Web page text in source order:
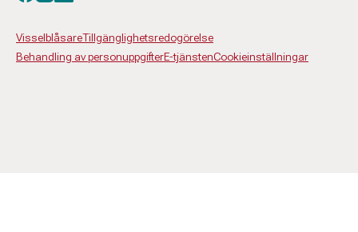
VisselblåsareTillgänglighetsredogörelse
Behandling av personuppgifterE-tjänstenCookieinställningar